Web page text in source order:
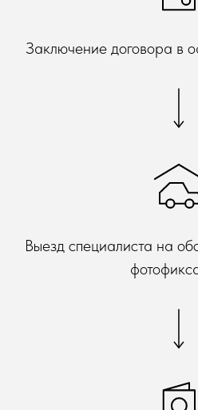
Заключение договора в
Выезд специалиста на